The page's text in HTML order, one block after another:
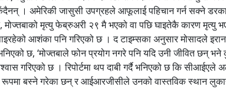
। अमेरिकी जासुसी उपग्रहले आफूलाई पहिचान गर्न सक्ने
मोज्तबाको मृत्यु फेब्रुअरी २९ मै भएको वा पछि घाइतेकै कारण
आशंका पनि गरिएको छ । द टाइम्सका अनुसार मोसादले
भनिएको छ, ‘मोज्तबाले फोन प्रयोग नगरे पनि यदि उनी जीवित
गरिएको छ । रिपोर्टमा थप दाबी गर्दै भनिएको छ कि
रूपमा बस्ने गरेका छन् र आईआरजीसीले उनको वास्तविक स्थान